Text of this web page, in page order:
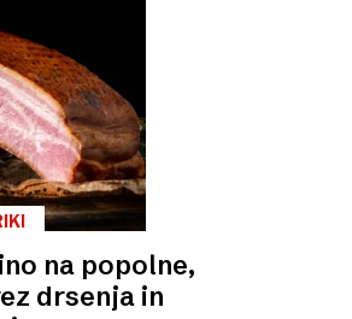
na popolne,
drsenja in